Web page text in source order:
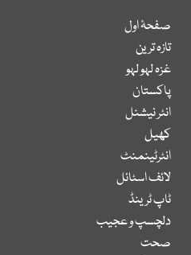
صفحۂ اول
تازہ ترین
غزہ لہو لہو
پاکستان
انٹر نیشنل
کھیل
انٹرٹینمنٹ
لائف اسٹائل
ٹاپ ٹرینڈ
دلچسپ و عجیب
صحت